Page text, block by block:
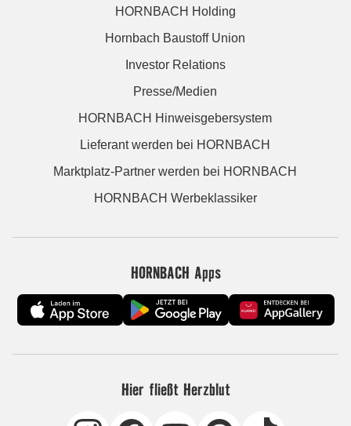
HORNBACH Holding
Hornbach Baustoff Union
Investor Relations
Presse/Medien
HORNBACH Hinweisgebersystem
Lieferant werden bei HORNBACH
Marktplatz-Partner werden bei HORNBACH
HORNBACH Werbeklassiker
HORNBACH Apps
Hier fließt Herzblut